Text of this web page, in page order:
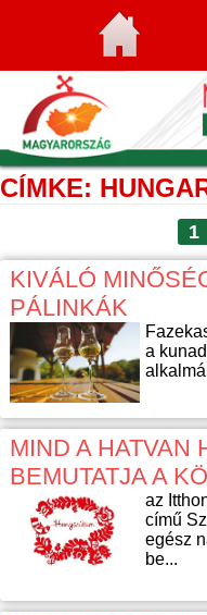
CÍMKE:
1
KIVÁLÓ
PÁLINKÁK
a
MIND A HATVAN
BEMUTATJA A
az
című
egész
be...